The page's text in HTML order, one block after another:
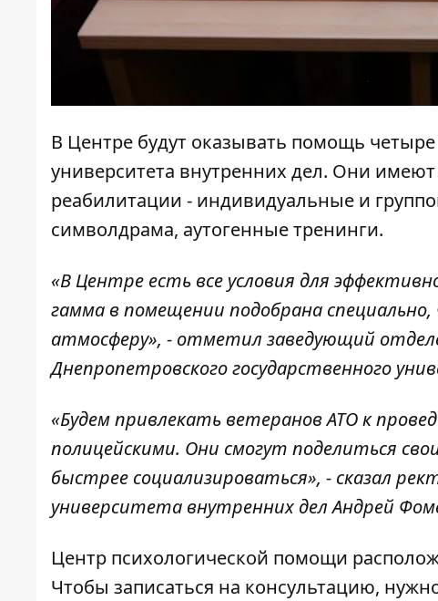
В Центре будут оказывать помощь
университета внутренних дел. Они
реабилитации - индивидуальные и
символдрама, аутогенные тренинги.
«В Центре есть все условия для
гамма в помещении подобрана
атмосферу», - отметил заведующий
Днепропетровского государственного
«Будем привлекать ветеранов АТО к
полицейскими. Они смогут поделиться
быстрее социализироваться», - сказал
университета внутренних дел Андрей
Центр психологической помощи
Чтобы записаться на консультацию,